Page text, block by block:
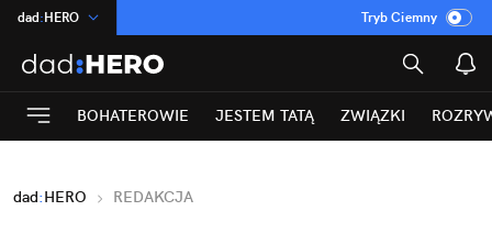
dad:HERO
:Temat
INN:Poland
ASZ:dziennik
Rozrywka
Tryb Ciemny
BOHATEROWIE JESTEM TATĄ ZWIĄZKI
dad:HERO REDAKCJA